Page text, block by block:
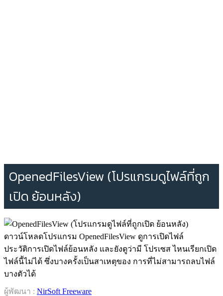
OpenedFilesView (โปรแกรมดูไฟล์ที่ถูก
เปิด ย้อนหลัง)
ดาวน์โหลดโปรแกรม OpenedFilesView ดูการเปิดไฟล์
ประวัติการเปิดไฟล์ย้อนหลัง และยังดูว่ามี โปรเซส ไหนเรียกเปิด
ไฟล์นี้ไม่ได้ ซึ่งบางครั้งเป็นสาเหตุของ การที่ไม่สามารถลบไฟล์
บางตัวได้
ผู้พัฒนา : NirSoft Freeware